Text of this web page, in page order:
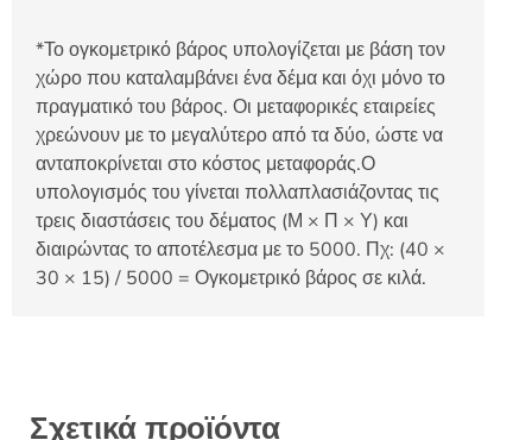
*Το ογκομετρικό βάρος υπολογίζεται με βάση τον
χώρο που καταλαμβάνει ένα δέμα και όχι μόνο το
πραγματικό του βάρος. Οι μεταφορικές εταιρείες
χρεώνουν με το μεγαλύτερο από τα δύο, ώστε να
ανταποκρίνεται στο κόστος μεταφοράς.Ο
υπολογισμός του γίνεται πολλαπλασιάζοντας τις
τρεις διαστάσεις του δέματος (Μ × Π × Υ) και
διαιρώντας το αποτέλεσμα με το 5000. Πχ: (40 ×
30 × 15) / 5000 = Ογκομετρικό βάρος σε κιλά.
Σχετικά προϊόντα